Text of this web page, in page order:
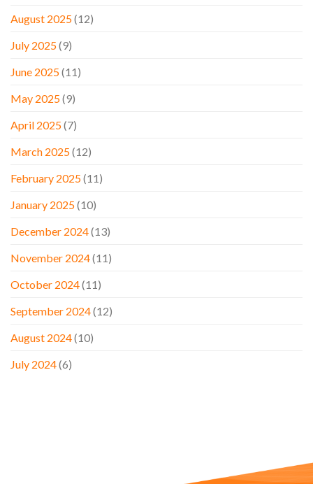
August 2025(12)
July 2025(9)
June 2025(11)
May 2025(9)
April 2025(7)
March 2025(12)
February 2025(11)
January 2025(10)
December 2024(13)
November 2024(11)
October 2024(11)
September 2024(12)
August 2024(10)
July 2024(6)